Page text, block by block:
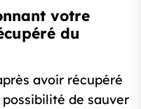
votre
du
avoir récupéré
possibilité de sauver